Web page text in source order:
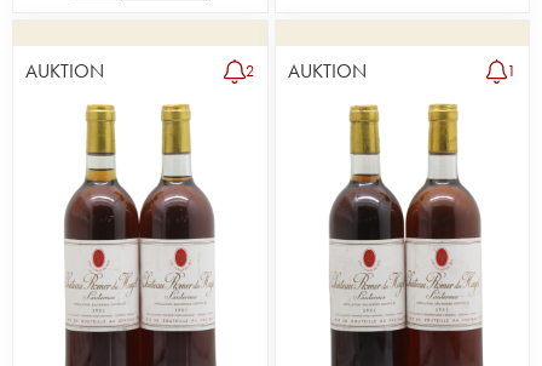
AUKTION 2 AUKTION 1